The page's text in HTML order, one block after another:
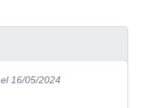
el 16/05/2024